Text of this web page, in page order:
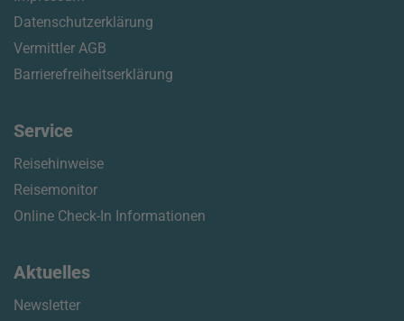
Datenschutzerklärung
Vermittler AGB
Barrierefreiheitserklärung
Service
Reisehinweise
Reisemonitor
Online Check-In Informationen
Aktuelles
Newsletter